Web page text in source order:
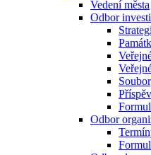
Vedení města
Odbor
Odbor